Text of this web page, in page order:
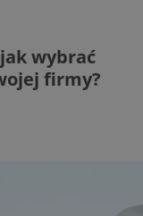
wybrać
firmy?